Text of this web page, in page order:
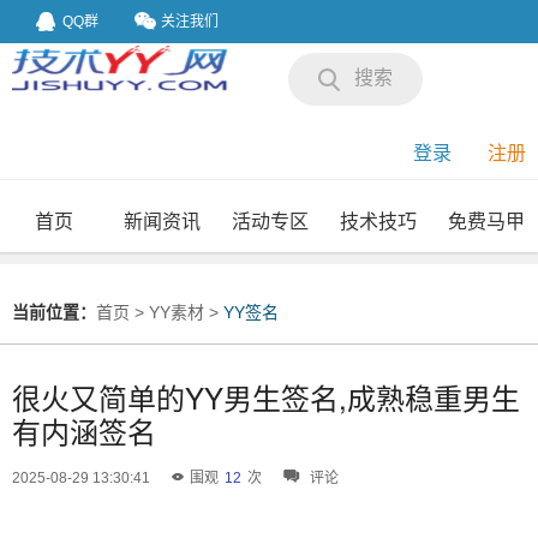
QQ群 关注我们
搜索
登录 注册
首页 新闻资讯 活动专区 技术技巧 免费马甲
当前位置： 首页 > YY素材 > YY签名
很火又简单的YY男生签名,成熟稳重男生
有内涵签名
2025-08-29 13:30:41 围观 12 次 评论